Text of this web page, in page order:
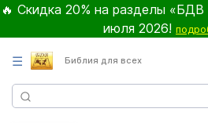
🔥 Скидка 20% на разделы
июля 2026!
☰ Библия для всех